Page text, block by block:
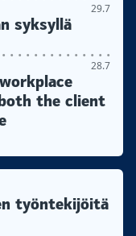
29.7
syksyllä
28.7
the client
työntekijöitä